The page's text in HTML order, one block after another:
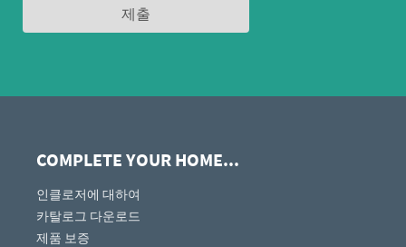
COMPLETE YOUR HOME...
인클로저에 대하여
카탈로그 다운로드
제품 보증